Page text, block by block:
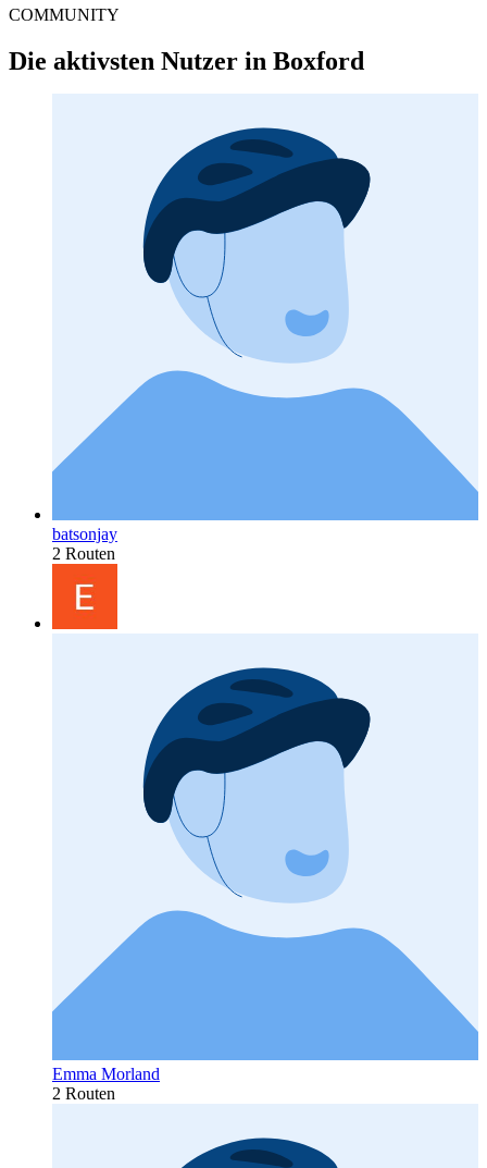
COMMUNITY
Die aktivsten Nutzer in Boxford
batsonjay
2 Routen
Emma Morland
2 Routen